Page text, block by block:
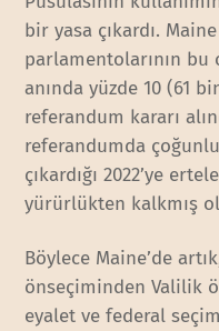
bir yasa çıkardı.
parlamentolarının
anında yüzde 10 (61
referandum kararı
referandumda
çıkardığı 2022’ye
yürürlükten kalkmış
Böylece Maine’de
önseçiminden Valilik
eyalet ve federal